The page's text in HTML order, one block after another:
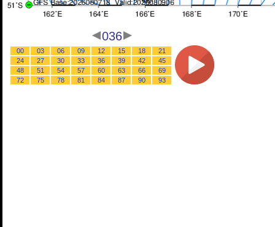
036
00 03 06 09 12 15 18
21
24
27 30 33 36 39 42
45
48
51 54 57 60 63 66
69
72
75 78 81 84 87 90 93